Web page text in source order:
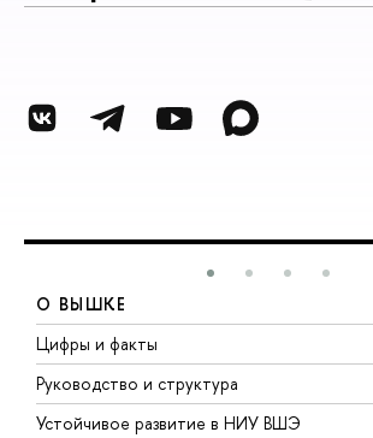
О ВЫШКЕ
Цифры и факты
Руководство и структура
Устойчивое развитие в НИУ ВШЭ